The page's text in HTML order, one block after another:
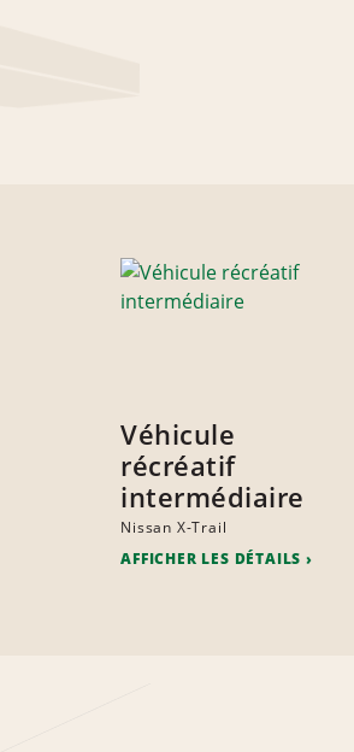
Véhicule
récréatif
intermédiaire
Nissan X-Trail
AFFICHER LES DÉTAILS